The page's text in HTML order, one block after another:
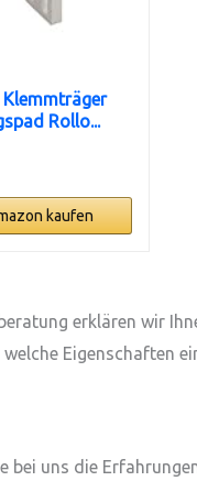
Rollo...
kaufen
erklären wir
Eigenschaften
bei uns die